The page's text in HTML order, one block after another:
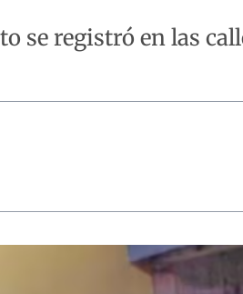
se registró en las